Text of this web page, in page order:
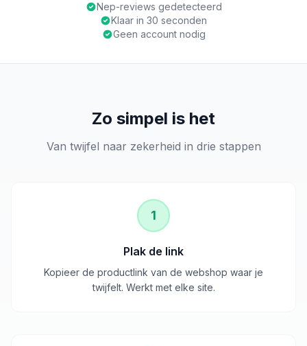
Nep-reviews gedetecteerd
Klaar in 30 seconden
Geen account nodig
Zo simpel is het
Van twijfel naar zekerheid in drie stappen
1
Plak de link
Kopieer de productlink van de webshop waar je
twijfelt. Werkt met elke site.